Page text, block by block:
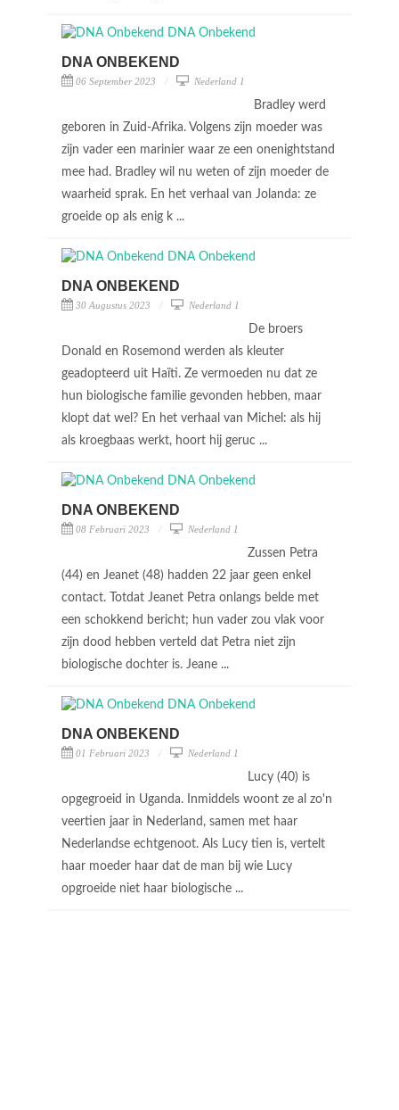
DNA ONBEKEND
06 September 2023 Nederland 1
Bradley werd
geboren in Zuid-Afrika. Volgens zijn moeder was
zijn vader een marinier waar ze een onenightstand
mee had. Bradley wil nu weten of zijn moeder de
waarheid sprak. En het verhaal van Jolanda: ze
groeide op als enig k ...
DNA ONBEKEND
30 Augustus 2023 Nederland 1
De broers
Donald en Rosemond werden als kleuter
geadopteerd uit Haïti. Ze vermoeden nu dat ze
hun biologische familie gevonden hebben, maar
klopt dat wel? En het verhaal van Michel: als hij
als kroegbaas werkt, hoort hij geruc ...
DNA ONBEKEND
08 Februari 2023 Nederland 1
Zussen Petra
(44) en Jeanet (48) hadden 22 jaar geen enkel
contact. Totdat Jeanet Petra onlangs belde met
een schokkend bericht; hun vader zou vlak voor
zijn dood hebben verteld dat Petra niet zijn
biologische dochter is. Jeane ...
DNA ONBEKEND
01 Februari 2023 Nederland 1
Lucy (40) is
opgegroeid in Uganda. Inmiddels woont ze al zo'n
veertien jaar in Nederland, samen met haar
Nederlandse echtgenoot. Als Lucy tien is, vertelt
haar moeder haar dat de man bij wie Lucy
opgroeide niet haar biologische ...